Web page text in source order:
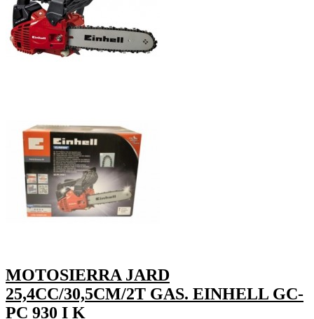
MOTOSIERRA JARD
25,4CC/30,5CM/2T GAS. EINHELL GC-
PC 930 I K